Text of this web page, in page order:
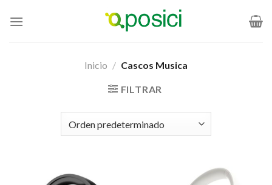
Inicio / Cascos Musica
FILTRAR